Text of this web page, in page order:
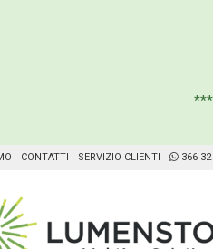
***
CONTATTI SERVIZIO CLIENTI 366 32